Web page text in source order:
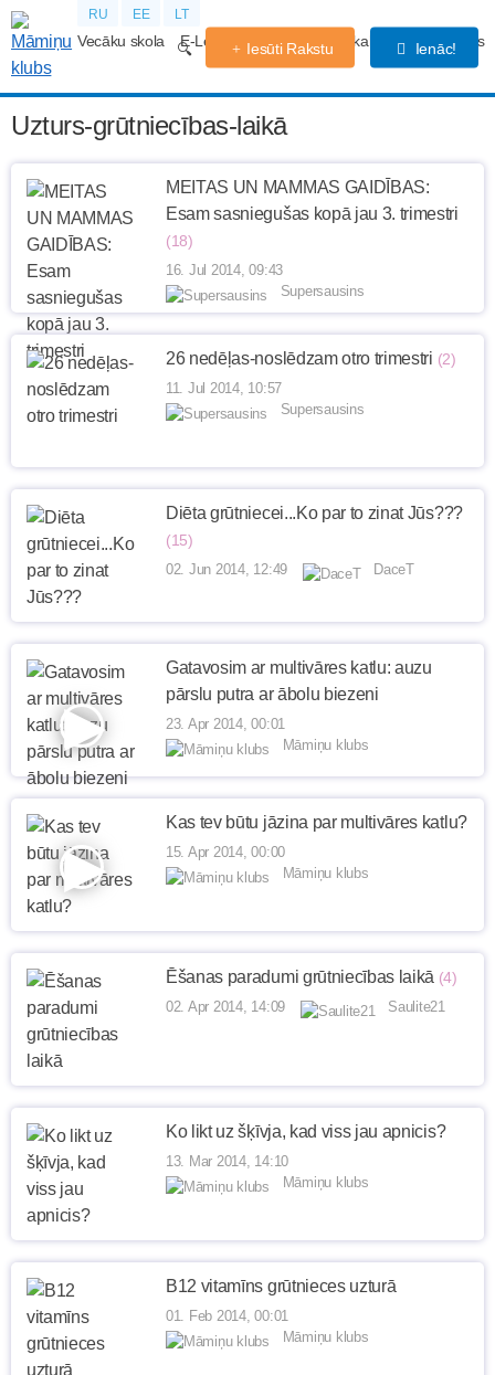
RU EE LT
Vecāku skola E-Lekcijas Grūtniecības kalendārs Forums
Iesūti Rakstu Ienāc!
Uzturs-grūtniecības-laikā
MEITAS UN MAMMAS GAIDĪBAS:
Esam sasniegušas kopā jau 3. trimestri
(18)
16. Jul 2014, 09:43
Supersausins
26 nedēļas-noslēdzam otro trimestri (2)
11. Jul 2014, 10:57
Supersausins
Diēta grūtniecei...Ko par to zinat Jūs???
(15)
02. Jun 2014, 12:49 DaceT
Gatavosim ar multivāres katlu: auzu
pārslu putra ar ābolu biezeni
23. Apr 2014, 00:01
Māmiņu klubs
Kas tev būtu jāzina par multivāres katlu?
15. Apr 2014, 00:00
Māmiņu klubs
Ēšanas paradumi grūtniecības laikā (4)
02. Apr 2014, 14:09 Saulite21
Ko likt uz šķīvja, kad viss jau apnicis?
13. Mar 2014, 14:10
Māmiņu klubs
B12 vitamīns grūtnieces uzturā
01. Feb 2014, 00:01
Māmiņu klubs